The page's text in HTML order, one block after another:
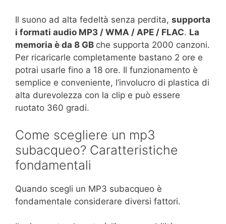
Il suono ad alta fedeltà senza perdita, supporta
i formati audio MP3 / WMA / APE / FLAC. La
memoria è da 8 GB che supporta 2000 canzoni.
Per ricaricarle completamente bastano 2 ore e
potrai usarle fino a 18 ore. Il funzionamento è
semplice e conveniente, l’involucro di plastica di
alta durevolezza con la clip e può essere
ruotato 360 gradi.
Come scegliere un mp3
subacqueo? Caratteristiche
fondamentali
Quando scegli un MP3 subacqueo è
fondamentale considerare diversi fattori.